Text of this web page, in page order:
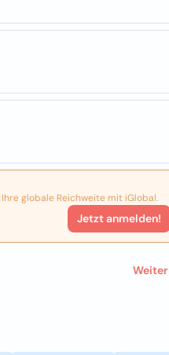
globale Reichweite mit iGlobal.
Jetzt anmelden!
Weiter